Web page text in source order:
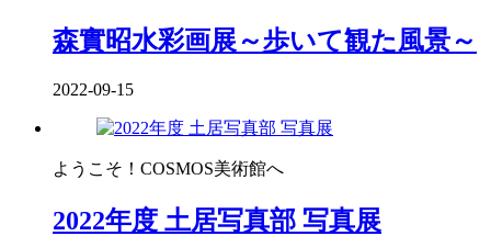
森實昭水彩画展～歩いて観た風景～
2022-09-15
ようこそ！COSMOS美術館へ
2022年度 土居写真部 写真展